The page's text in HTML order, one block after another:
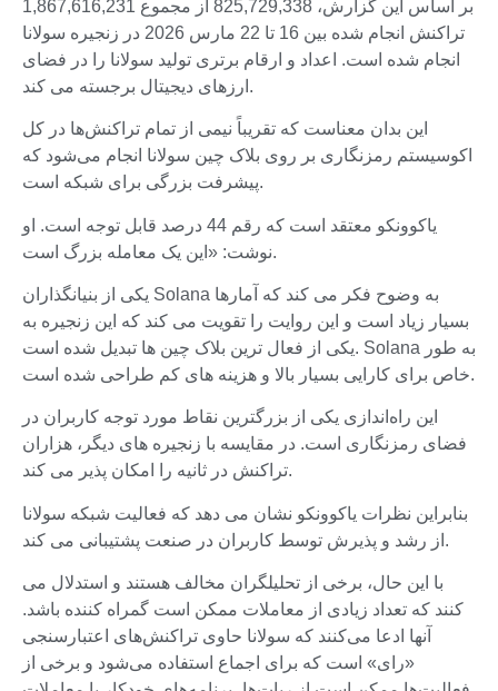
بر اساس این گزارش، 825,729,338 از مجموع 1,867,616,231
تراکنش انجام شده بین 16 تا 22 مارس 2026 در زنجیره سولانا
انجام شده است. اعداد و ارقام برتری تولید سولانا را در فضای
ارزهای دیجیتال برجسته می کند.
این بدان معناست که تقریباً نیمی از تمام تراکنش‌ها در کل
اکوسیستم رمزنگاری بر روی بلاک چین سولانا انجام می‌شود که
پیشرفت بزرگی برای شبکه است.
یاکوونکو معتقد است که رقم 44 درصد قابل توجه است. او
نوشت: «این یک معامله بزرگ است.
یکی از بنیانگذاران Solana به وضوح فکر می کند که آمارها
بسیار زیاد است و این روایت را تقویت می کند که این زنجیره به
یکی از فعال ترین بلاک چین ها تبدیل شده است. Solana به طور
خاص برای کارایی بسیار بالا و هزینه های کم طراحی شده است.
این راه‌اندازی یکی از بزرگترین نقاط مورد توجه کاربران در
فضای رمزنگاری است. در مقایسه با زنجیره های دیگر، هزاران
تراکنش در ثانیه را امکان پذیر می کند.
بنابراین نظرات یاکوونکو نشان می دهد که فعالیت شبکه سولانا
از رشد و پذیرش توسط کاربران در صنعت پشتیبانی می کند.
با این حال، برخی از تحلیلگران مخالف هستند و استدلال می
کنند که تعداد زیادی از معاملات ممکن است گمراه کننده باشد.
آنها ادعا می‌کنند که سولانا حاوی تراکنش‌های اعتبارسنجی
«رای» است که برای اجماع استفاده می‌شود و برخی از